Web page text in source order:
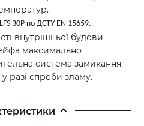
30P по ДСТУ EN 15659.
внутрішньої будови
максимально
система замикання
разі спроби зламу.